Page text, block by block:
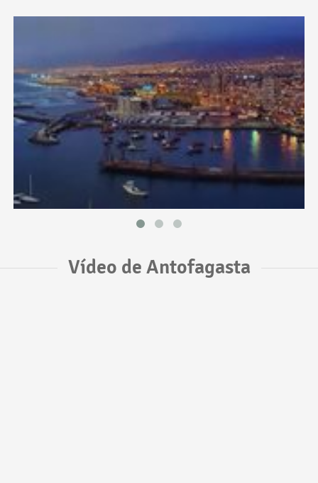
Vídeo de Antofagasta